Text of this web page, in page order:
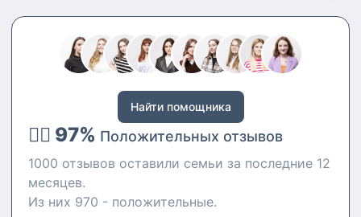
Найти помощника
👍🏻 97% Положительных отзывов
1000 отзывов оставили семьи за последние 12
месяцев.
Из них 970 - положительные.